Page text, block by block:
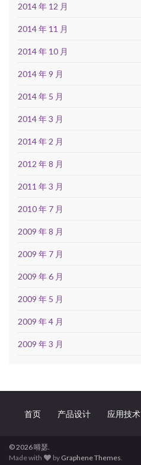
2014 年 12 月
2014 年 11 月
2014 年 10 月
2014 年 9 月
2014 年 5 月
2014 年 3 月
2014 年 2 月
2012 年 8 月
2011 年 3 月
2010 年 7 月
2009 年 8 月
2009 年 7 月
2009 年 6 月
2009 年 5 月
2009 年 4 月
2009 年 3 月
首页 产品设计 应用技术
© 2026 嘚瑟.
Made with
by Graphene Themes.